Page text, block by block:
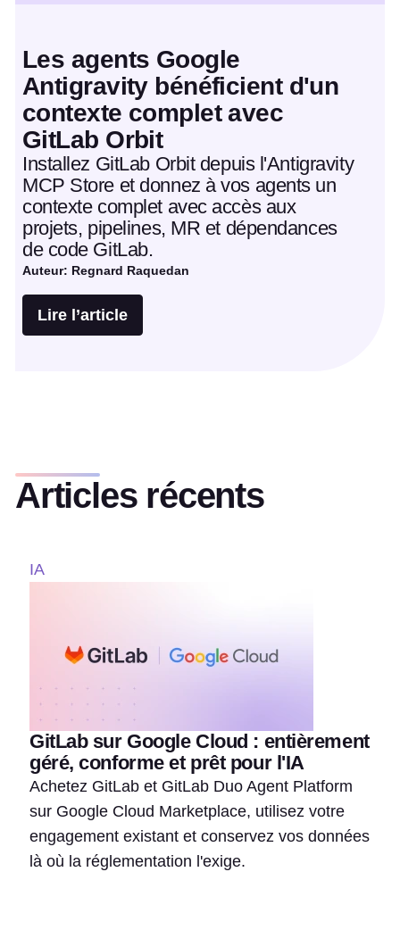
Les agents Google
Antigravity bénéficient d'un
contexte complet avec
GitLab Orbit
Installez GitLab Orbit depuis l'Antigravity
MCP Store et donnez à vos agents un
contexte complet avec accès aux
projets, pipelines, MR et dépendances
de code GitLab.
Auteur: Regnard Raquedan
Lire l’article
Articles récents
IA
GitLab sur Google Cloud : entièrement
géré, conforme et prêt pour l'IA
Achetez GitLab et GitLab Duo Agent Platform
sur Google Cloud Marketplace, utilisez votre
engagement existant et conservez vos données
là où la réglementation l'exige.